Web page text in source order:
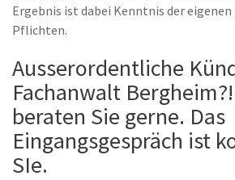
Ergebnis ist dabei Kenntnis der eigenen
Pflichten.
Ausserordentliche
Fachanwalt
beraten Sie gerne. Das
Eingangsgespräch ist
SIe.